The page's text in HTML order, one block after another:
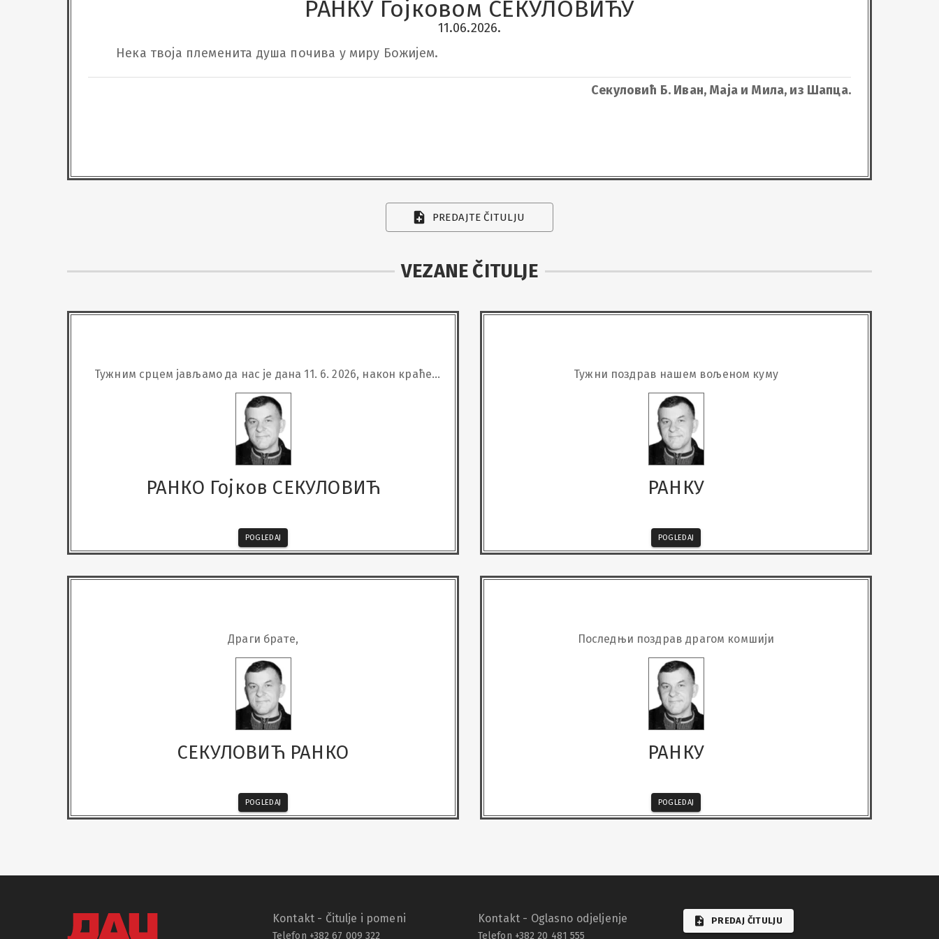
РАНКУ Гојковом СЕКУЛОВИЋУ
11.06.2026.
Нека твоја племенита душа почива у миру Божијем.
Секуловић Б. Иван, Маја и Мила, из Шапца.
PREDAJTE ČITULJU
VEZANE ČITULJE
Тужним срцем јављамо да нас је дана 11. 6. 2026, након краће
РАНКО Гојков СЕКУЛОВИЋ
POGLEDAJ
Тужни поздрав нашем вољеном куму
РАНКУ
POGLEDAJ
Драги брате,
СЕКУЛОВИЋ РАНКО
POGLEDAJ
Последњи поздрав драгом комшији
РАНКУ
POGLEDAJ
Kontakt - Čitulje i pomeni
Telefon +382 67 009 322
Kontakt - Oglasno odjeljenje
Telefon +382 20 481 555
PREDAJ ČITULJU